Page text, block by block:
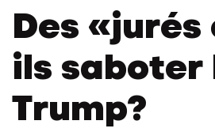
Des
ils saboter
Trump?